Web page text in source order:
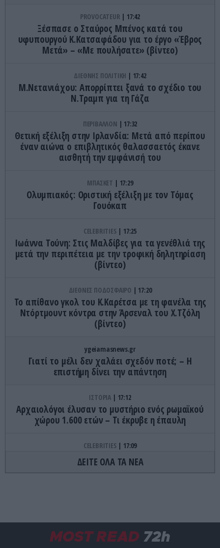
PROVOCATEUR 17:42
Ξέσπασε ο Σταύρος Μπένος κατά του
υφυπουργού Κ.Κατσαφάδου για το έργο «Έβρος
Μετά» – «Με πουλήσατε» (βίντεο)
ΔΙΕΘΝΗΣ ΠΟΛΙΤΙΚΗ 17:42
Μ.Νετανιάχου: Απορρίπτει ξανά το σχέδιο του
Ν.Τραμπ για τη Γάζα
ΠΕΡΙΒΑΛΛΟΝ 17:32
Θετική εξέλιξη στην Ιρλανδία: Μετά από περίπου
έναν αιώνα ο επιβλητικός θαλασσαετός έκανε
αισθητή την εμφάνισή του
ΜΠΑΣΚΕΤ 17:29
Ολυμπιακός: Οριστική εξέλιξη με τον Τόμας
Γουόκαπ
CELEBRITIES 17:25
Ιωάννα Τούνη: Στις Μαλδίβες για τα γενέθλιά της
μετά την περιπέτεια με την τροφική δηλητηρίαση
(βίντεο)
ΔΙΕΘΝΕΣ ΠΟΔΟΣΦΑΙΡΟ 17:20
Το απίθανο γκολ του Κ.Καρέτσα με τη φανέλα της
Ντόρτμουντ κόντρα στην Άρσεναλ του Χ.Τζόλη
(βίντεο)
ygeiamasnews.gr
Γιατί το μέλι δεν χαλάει σχεδόν ποτέ; – Η
επιστήμη δίνει την απάντηση
ΙΣΤΟΡΙΑ 17:12
Αρχαιολόγοι έλυσαν το μυστήριο ενός ρωμαϊκού
χώρου 1.600 ετών – Τι έκρυβε η έπαυλη
CELEBRITIES 17:09
Η θεαματική απώλεια βάρους του Αλέξανδρου
Κοψιάλη μετά την απώλεια 30 κιλών – Δείτε το
ΔΕΙΤΕ ΟΛΑ ΤΑ ΝΕΑ
MOST READ 72h